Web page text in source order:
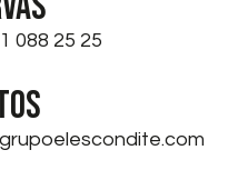
088 25 25